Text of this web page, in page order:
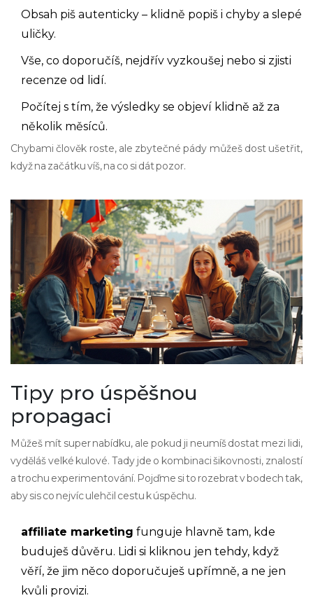
Obsah piš autenticky – klidně popiš i chyby a slepé
uličky.
Vše, co doporučíš, nejdřív vyzkoušej nebo si zjisti
recenze od lidí.
Počítej s tím, že výsledky se objeví klidně až za
několik měsíců.
Chybami člověk roste, ale zbytečné pády můžeš dost ušetřit,
když na začátku víš, na co si dát pozor.
Tipy pro úspěšnou
propagaci
Můžeš mít super nabídku, ale pokud ji neumíš dostat mezi lidi,
vyděláš velké kulové. Tady jde o kombinaci šikovnosti, znalostí
a trochu experimentování. Pojďme si to rozebrat v bodech tak,
aby sis co nejvíc ulehčil cestu k úspěchu.
affiliate marketing funguje hlavně tam, kde
buduješ důvěru. Lidi si kliknou jen tehdy, když
věří, že jim něco doporučuješ upřímně, a ne jen
kvůli provizi.